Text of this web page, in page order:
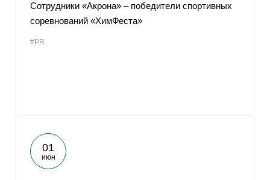
Сотрудники «Акрона» ‒ победители спортивных
соревнований «ХимФеста»
#PR
01
июн